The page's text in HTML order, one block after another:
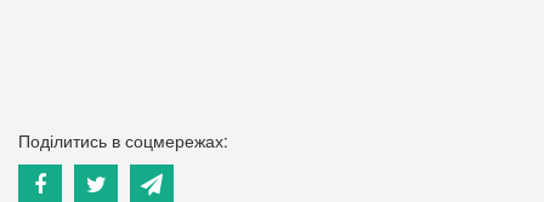
Поділитись в соцмережах: